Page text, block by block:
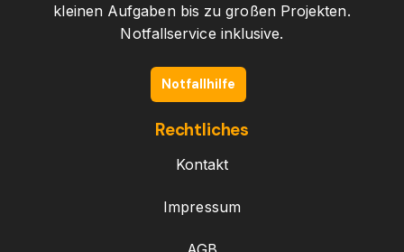
kleinen Aufgaben bis zu großen Projekten.
Notfallservice inklusive.
Notfallhilfe
Rechtliches
Kontakt
Impressum